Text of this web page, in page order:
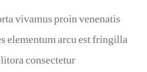
vivamus proin venenatis
elementum arcu est fringilla
consectetur.